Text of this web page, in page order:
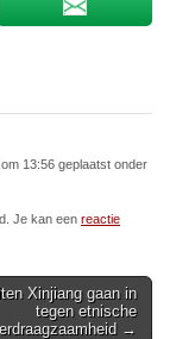
13:56 geplaatst onder
Je kan een reactie
Xinjiang gaan in
tegen etnische
→